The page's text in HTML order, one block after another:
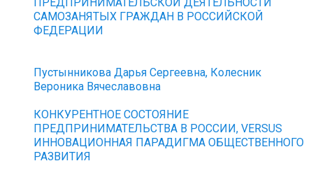
САМОЗАНЯТЫХ ГРАЖДАН В РОССИЙСКОЙ
ФЕДЕРАЦИИ
Пустынникова Дарья Сергеевна, Колесник
Вероника Вячеславовна
КОНКУРЕНТНОЕ СОСТОЯНИЕ
ПРЕДПРИНИМАТЕЛЬСТВА В РОССИИ, VERSUS
ИННОВАЦИОННАЯ ПАРАДИГМА ОБЩЕСТВЕННОГО
РАЗВИТИЯ